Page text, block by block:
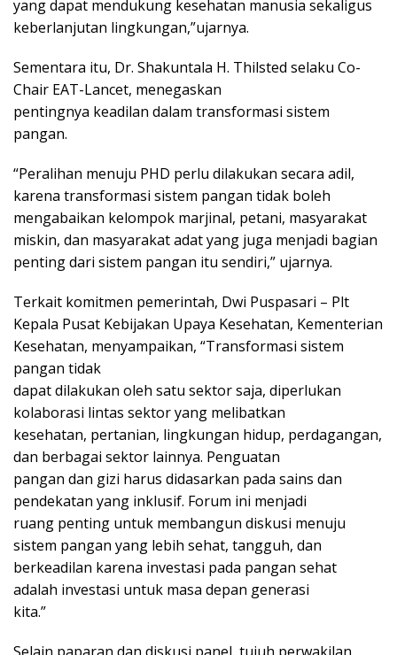
yang dapat mendukung kesehatan manusia sekaligus
keberlanjutan lingkungan,”ujarnya.
Sementara itu, Dr. Shakuntala H. Thilsted selaku Co-
Chair EAT-Lancet, menegaskan
pentingnya keadilan dalam transformasi sistem
pangan.
“Peralihan menuju PHD perlu dilakukan secara adil,
karena transformasi sistem pangan tidak boleh
mengabaikan kelompok marjinal, petani, masyarakat
miskin, dan masyarakat adat yang juga menjadi bagian
penting dari sistem pangan itu sendiri,” ujarnya.
Terkait komitmen pemerintah, Dwi Puspasari – Plt
Kepala Pusat Kebijakan Upaya Kesehatan, Kementerian
Kesehatan, menyampaikan, “Transformasi sistem
pangan tidak
dapat dilakukan oleh satu sektor saja, diperlukan
kolaborasi lintas sektor yang melibatkan
kesehatan, pertanian, lingkungan hidup, perdagangan,
dan berbagai sektor lainnya. Penguatan
pangan dan gizi harus didasarkan pada sains dan
pendekatan yang inklusif. Forum ini menjadi
ruang penting untuk membangun diskusi menuju
sistem pangan yang lebih sehat, tangguh, dan
berkeadilan karena investasi pada pangan sehat
adalah investasi untuk masa depan generasi
kita.”